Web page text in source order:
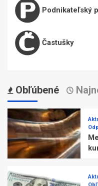
Podnikateľský
Častušky
Obľúbené